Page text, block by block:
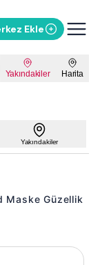
Ekle
Yakındakiler Harita
Yakındakiler
Maske Güzellik